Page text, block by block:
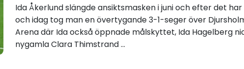
Ida Åkerlund slängde ansiktsmasken i juni och efter det
och idag tog man en övertygande 3-1-seger över
Arena där Ida också öppnade målskyttet, Ida Hagelberg
nygamla Clara Thimstrand ...